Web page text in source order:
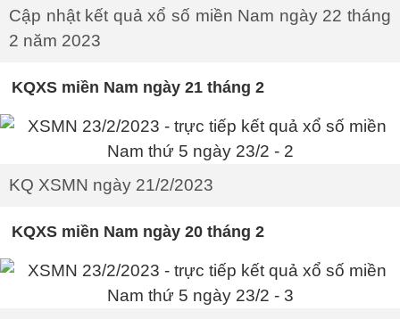
Cập nhật kết quả xổ số miền Nam ngày 22 tháng
2 năm 2023
KQXS miền Nam ngày 21 tháng 2
KQ XSMN ngày 21/2/2023
KQXS miền Nam ngày 20 tháng 2